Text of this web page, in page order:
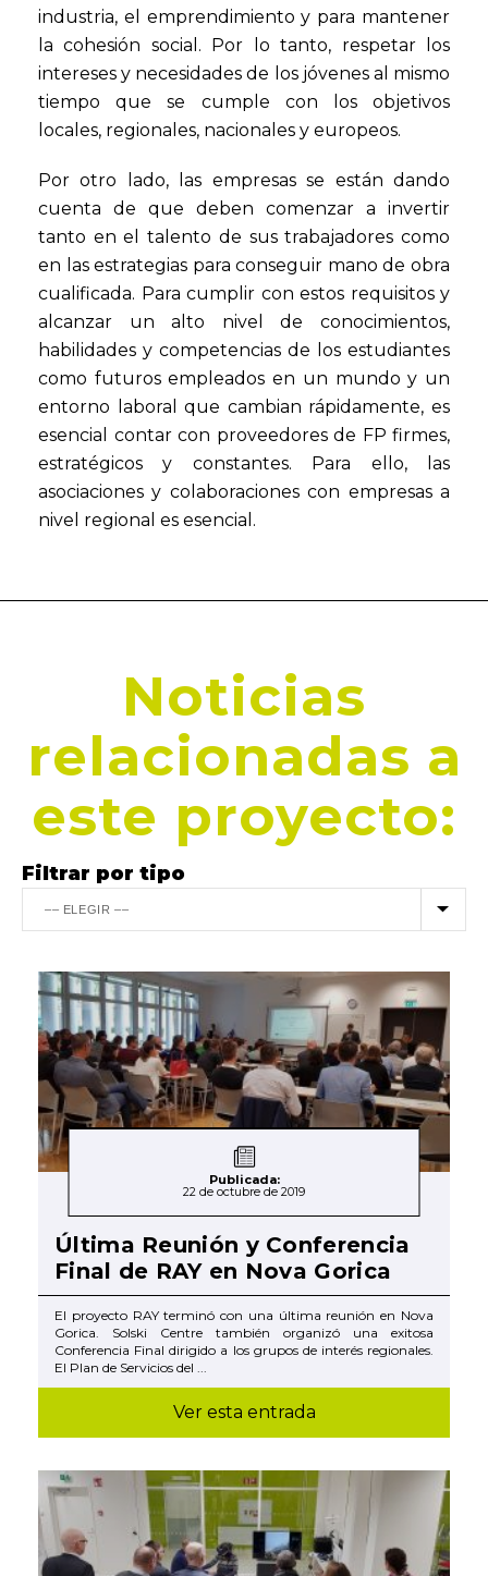
industria, el emprendimiento y para mantener
la cohesión social. Por lo tanto, respetar los
intereses y necesidades de los jóvenes al mismo
tiempo que se cumple con los objetivos
locales, regionales, nacionales y europeos.
Por otro lado, las empresas se están dando
cuenta de que deben comenzar a invertir
tanto en el talento de sus trabajadores como
en las estrategias para conseguir mano de obra
cualificada. Para cumplir con estos requisitos y
alcanzar un alto nivel de conocimientos,
habilidades y competencias de los estudiantes
como futuros empleados en un mundo y un
entorno laboral que cambian rápidamente, es
esencial contar con proveedores de FP firmes,
estratégicos y constantes. Para ello, las
asociaciones y colaboraciones con empresas a
nivel regional es esencial.
Noticias
relacionadas a
este proyecto:
Filtrar por tipo
Publicada:
22 de octubre de 2019
Última Reunión y Conferencia
Final de RAY en Nova Gorica
El proyecto RAY terminó con una última reunión en Nova
Gorica. Solski Centre también organizó una exitosa
Conferencia Final dirigido a los grupos de interés regionales.
El Plan de Servicios del ...
Ver esta entrada